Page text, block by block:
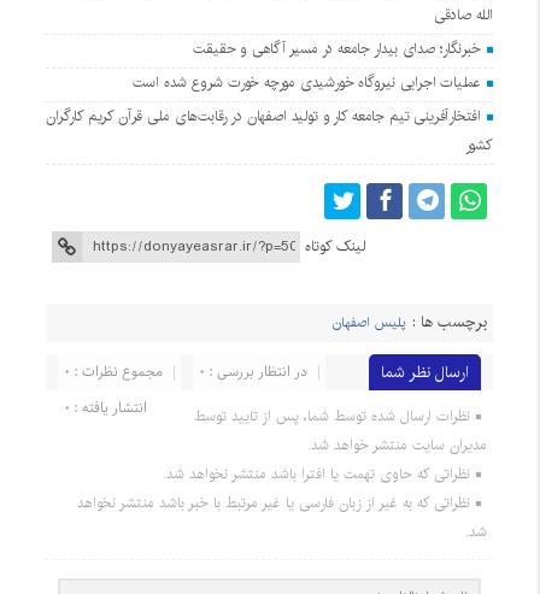
الله صادقی
خبرنگار؛ صدای بیدار جامعه در مسیر آگاهی و حقیقت
عملیات اجرایی نیروگاه خورشیدی مورچه خورت شروع شده است
افتخارآفرینی تیم جامعه کار و تولید اصفهان در رقابت‌های ملی قرآن کریم کارگران
کشور
لینک کوتاه
برچسب ها : پلیس اصفهان
ارسال نظر شما مجموع نظرات : 0
در انتظار بررسی : 0
انتشار یافته : 0
نظرات ارسال شده توسط شما، پس از تایید توسط
مدیران سایت منتشر خواهد شد.
نظراتی که حاوی تهمت یا افترا باشد منتشر نخواهد شد.
نظراتی که به غیر از زبان فارسی یا غیر مرتبط با خبر باشد منتشر نخواهد
شد.